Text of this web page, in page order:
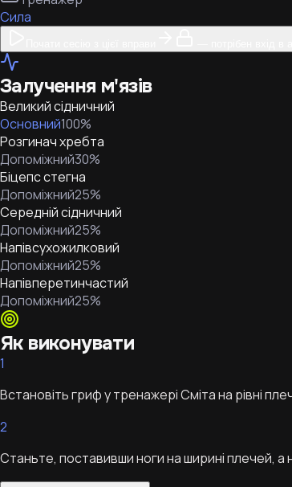
Сила
Залучення м'язів
Великий сідничний
Основний100%
Розгинач хребта
Допоміжний30%
Біцепс стегна
Допоміжний25%
Середній сідничний
Допоміжний25%
Напівсухожилковий
Допоміжний25%
Напівперетинчастий
Допоміжний25%
Як виконувати
1
Встановіть гриф у тренажері Сміта на рівні
2
Станьте, поставивши ноги на ширині плечей, а